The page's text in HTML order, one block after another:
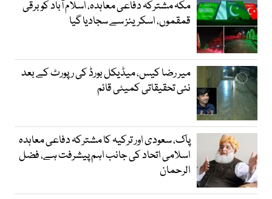
مکہ مشترکہ دفاعی معاہدہ، اسلام آباد کو برقی
قمقموں، اسکرینز سے سجادیا گیا
میر رضا کیس، میڈیکل بورڈ کی رپورٹ کے بعد
نئی تحقیقاتی کمیٹی قائم
پاک، سعودی اور ترکیہ کا مشترکہ دفاعی معاہدہ
اسلامی اتحاد کی جانب اہم پیشرفت ہے، فضل
الرحمان